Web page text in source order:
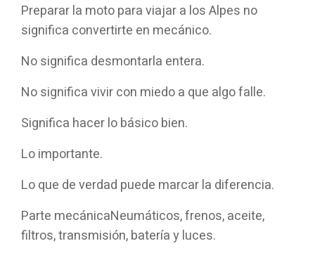
Preparar la moto para viajar a los Alpes no
significa convertirte en mecánico.
No significa desmontarla entera.
No significa vivir con miedo a que algo falle.
Significa hacer lo básico bien.
Lo importante.
Lo que de verdad puede marcar la diferencia.
Parte mecánicaNeumáticos, frenos, aceite,
filtros, transmisión, batería y luces.